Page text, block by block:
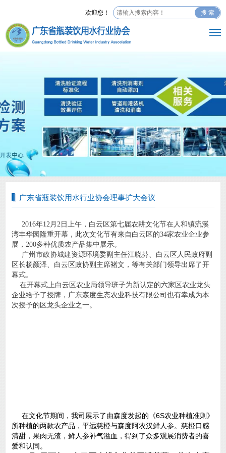
欢迎您！ 搜 索
广东省瓶装饮用水行业协会理事扩大会议
2016年12月2日上午，白云区第七届农耕文化节在人和镇流溪
湾丰华园隆重开幕，此次文化节有来自白云区的34家农业企业参
展，200多种优质农产品集中展示。
广州市政协城建资源环境委副主任江晓芬、白云区人民政府副
区长杨颜泽、白云区政协副主席褚文，等有关部门领导出席了开
幕式。
在开幕式上白云区农业局领导班子为新认定的六家区农业龙头
企业给予了授牌，广东森度生态农业科技有限公司也有幸成为本
次授予的区龙头企业之一。
在文化节期间，我司展示了由森度发起的《6S农业种植准则》
所种植的两款农产品，平远慈橙与森度阿农汉鲜人参。慈橙口感
清甜，果肉无渣，鲜人参补气溢血，得到了众多观展消费者的喜
爱和认同。